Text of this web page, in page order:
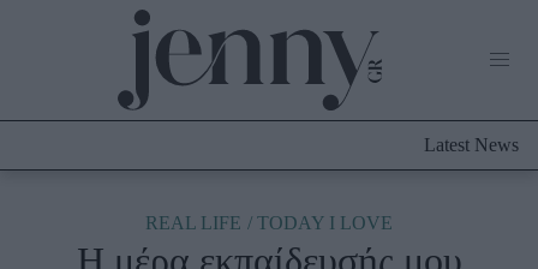
Culture
Fashion
Latest News
REAL LIFE TODAY I LOVE